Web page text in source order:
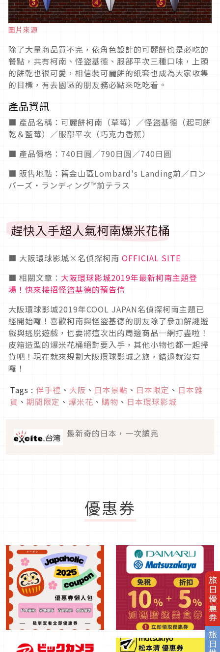
旅日優惠券
圖片來源
除了大量商品買不完，依角色設計的可麗餅也是必吃的
餐點，共有柯南、怪盜基德、服部平次三種口味，上頭
的餅乾也很可愛，相信裝可麗餅的紙套也成為大家收集
的目標，有去園區的朋友務必點來吃吃看。
產品資訊
■ 產品名稱：可麗餅柯南（草莓）／怪盜基德（起司餅
乾＆藍莓）／服部平次（巧克力香蕉）
■ 產品價格：740日圓／790日圓／740日圓
■ 販售地點：舊金山區Lombard's Landing前／ロン
バーズ・ランディング™前テラス
趕快入手超人氣柯南爆米花桶
■ 大阪環球影城×名偵探柯南 OFFICIAL SITE
■ 相關文章： 大阪環球影城2019年最新柯南主題登
場！快來接招怪盜基德的預告信
大阪環球影城2019年COOL JAPAN名偵探柯南主題已
經開始囉！喜歡柯南與怪盜基德的朋友除了參加解謎遊
戲與逃脫遊戲，也要將這次出的周邊商品一網打盡啦！
皮箱造型的爆米花桶絕對要入手，其他小物也都一起掃
貨吧！現在就來規劃大阪環球影城之旅，錯過就沒有
囉！
Tags : 伴手禮 、 大阪 、 日本景點 、 日本限定 、 日本雜
貨 、 期間限定 、 爆米花 、 購物 、 日本環球影城
最新奇的日本，一次讀完
優惠券